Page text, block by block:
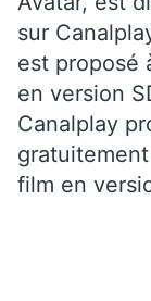
sur
est proposé
en version
Canalplay
film en